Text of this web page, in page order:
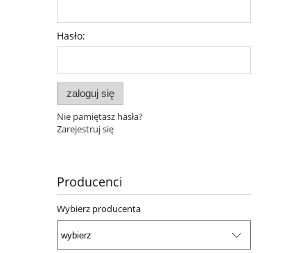
Hasło:
zaloguj się
Nie pamiętasz hasła?
Zarejestruj się
Producenci
Wybierz producenta